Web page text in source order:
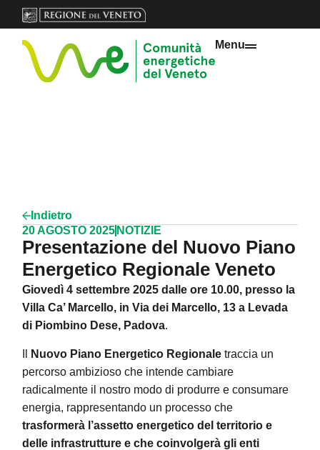
Menu
Indietro
20 AGOSTO 2025 NOTIZIE
Presentazione del Nuovo Piano
Energetico Regionale Veneto
Giovedì 4 settembre 2025 dalle ore 10.00, presso la
Villa Ca’ Marcello, in Via dei Marcello, 13 a Levada
di Piombino Dese, Padova.
Nuovo Piano Energetico Regionale traccia un
percorso ambizioso che intende cambiare
radicalmente il nostro modo di produrre e consumare
energia, rappresentando un processo che
trasformerà l’assetto energetico del territorio e
delle infrastrutture e che coinvolgerà gli enti